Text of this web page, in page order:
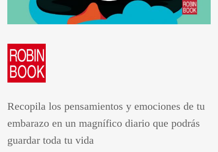
Recopila los pensamientos y emociones de tu
embarazo en un magnífico diario que podrás
guardar toda tu vida